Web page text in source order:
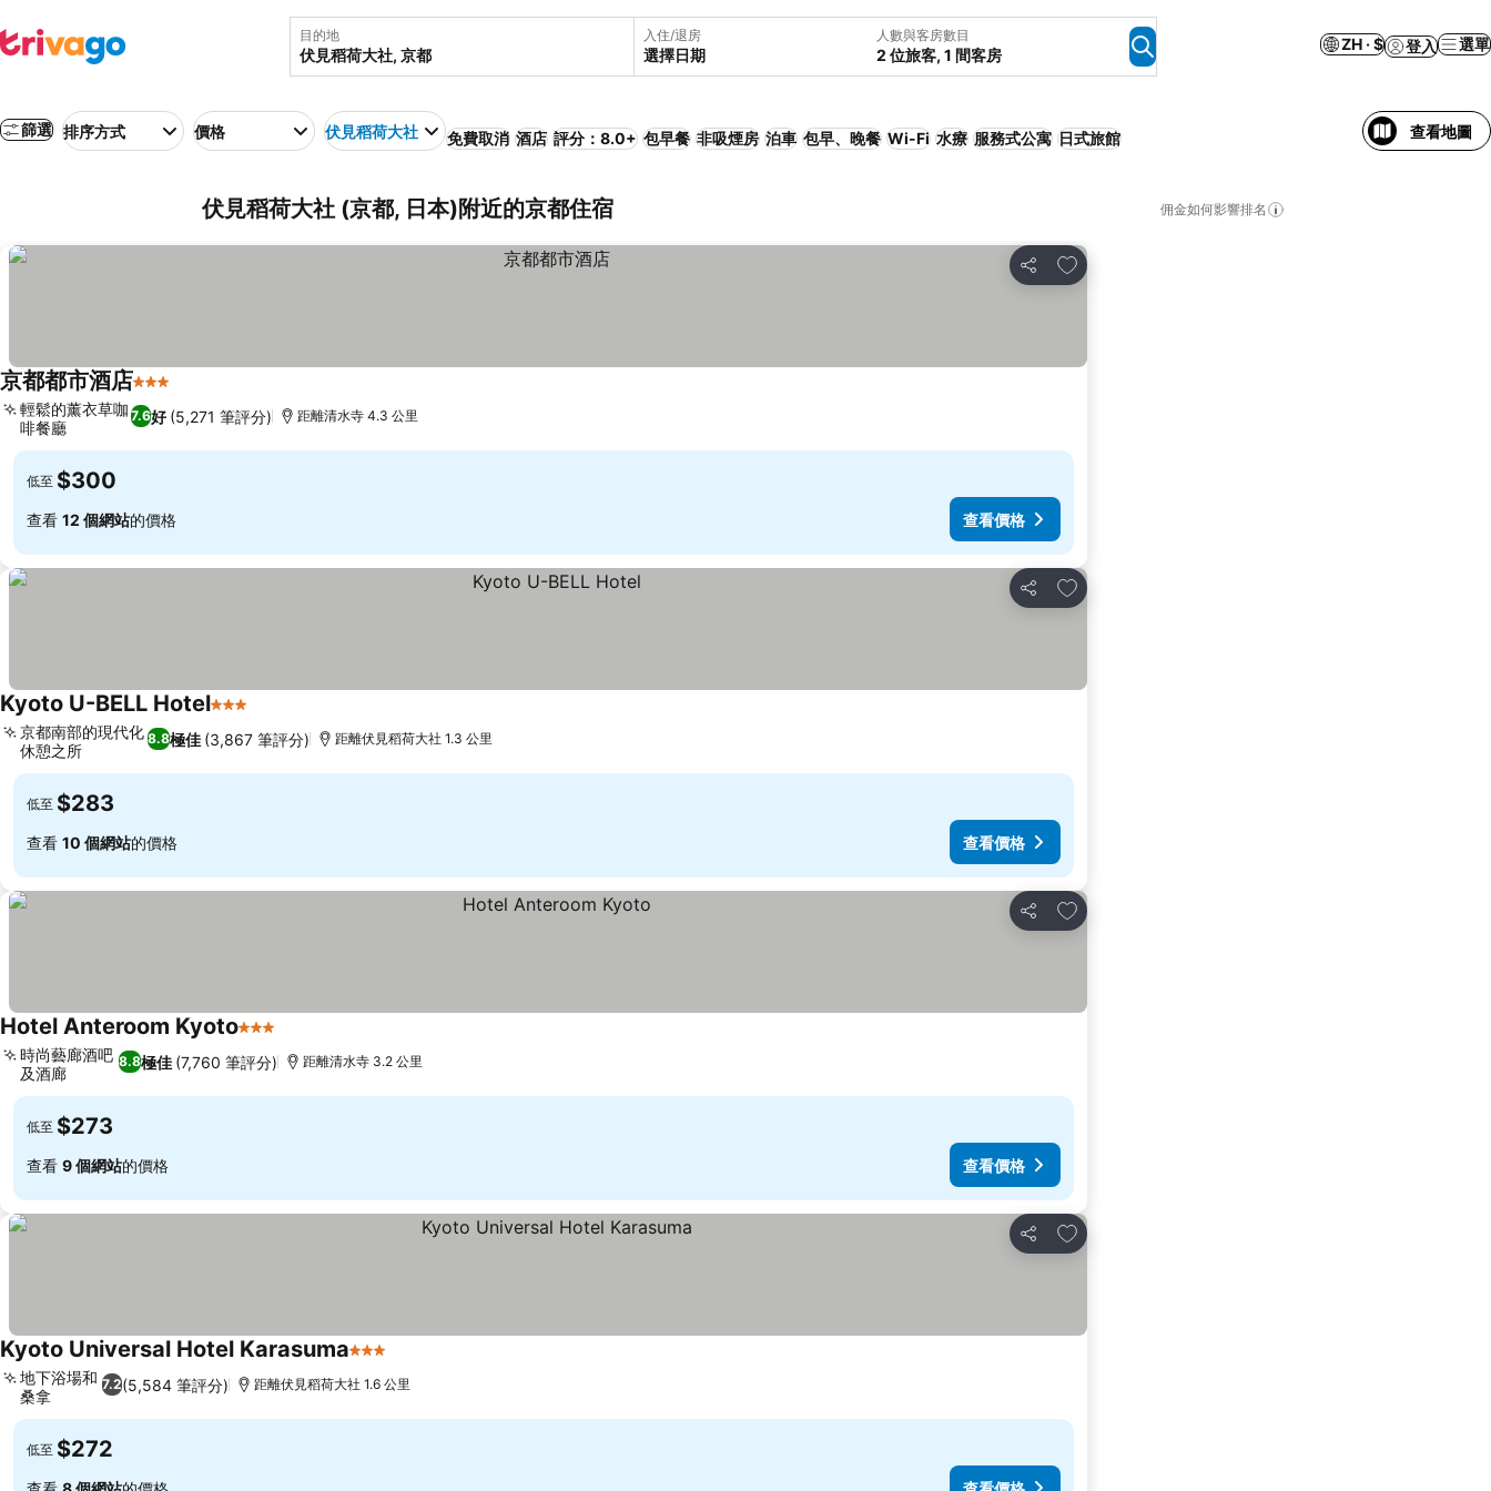
目的地 入住/退房
選擇日期
人數與客房數目
2 位旅客, 1 間客房
ZH · $ 登入 選單
篩選 排序方式 價格 伏見稻荷大社 免費取消 酒店 評分：8.0+ 包早餐 非吸煙房 泊車 包早、晚餐 Wi-Fi 水療 服務式公寓 日式旅館 查看地圖
伏見稻荷大社 (京都, 日本)附近的京都住宿 佣金如何影響排名
分享
放到收藏夾
京都都市酒店3 星級
7.6好 (5,271 筆評分)
輕鬆的薰衣草咖
啡餐廳
距離清水寺 4.3 公里
低至 $300
查看 12 個網站的價格 查看價格
分享
放到收藏夾
Kyoto U-BELL Hotel3 星級
8.8極佳 (3,867 筆評分)
京都南部的現代化
休憩之所
距離伏見稻荷大社 1.3 公里
低至 $283
查看 10 個網站的價格 查看價格
分享
放到收藏夾
Hotel Anteroom Kyoto3 星級
8.8極佳 (7,760 筆評分)
時尚藝廊酒吧
及酒廊
距離清水寺 3.2 公里
低至 $273
查看 9 個網站的價格 查看價格
分享
放到收藏夾
Kyoto Universal Hotel Karasuma3 星級
7.2(5,584 筆評分)
地下浴場和
桑拿
距離伏見稻荷大社 1.6 公里
低至 $272